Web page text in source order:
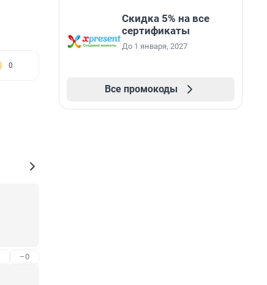
0
–0
Скидка 5% на все
сертификаты
До 1 января, 2027
Все промокоды